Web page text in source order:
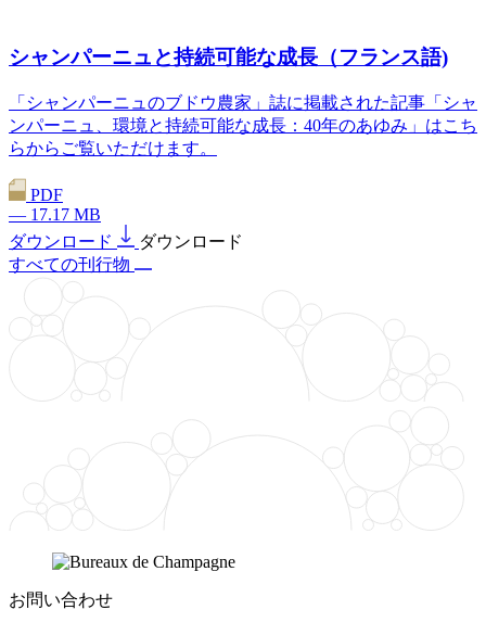
シャンパーニュと持続可能な成長（フランス語)
「シャンパーニュのブドウ農家」誌に掲載された記事「シャ
ンパーニュ、環境と持続可能な成長：40年のあゆみ」はこち
らからご覧いただけます。
PDF
— 17.17 MB
ダウンロード
ダウンロード
すべての刊行物
お問い合わせ